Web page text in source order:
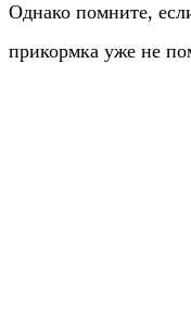
Однако помните,
прикормка уже не